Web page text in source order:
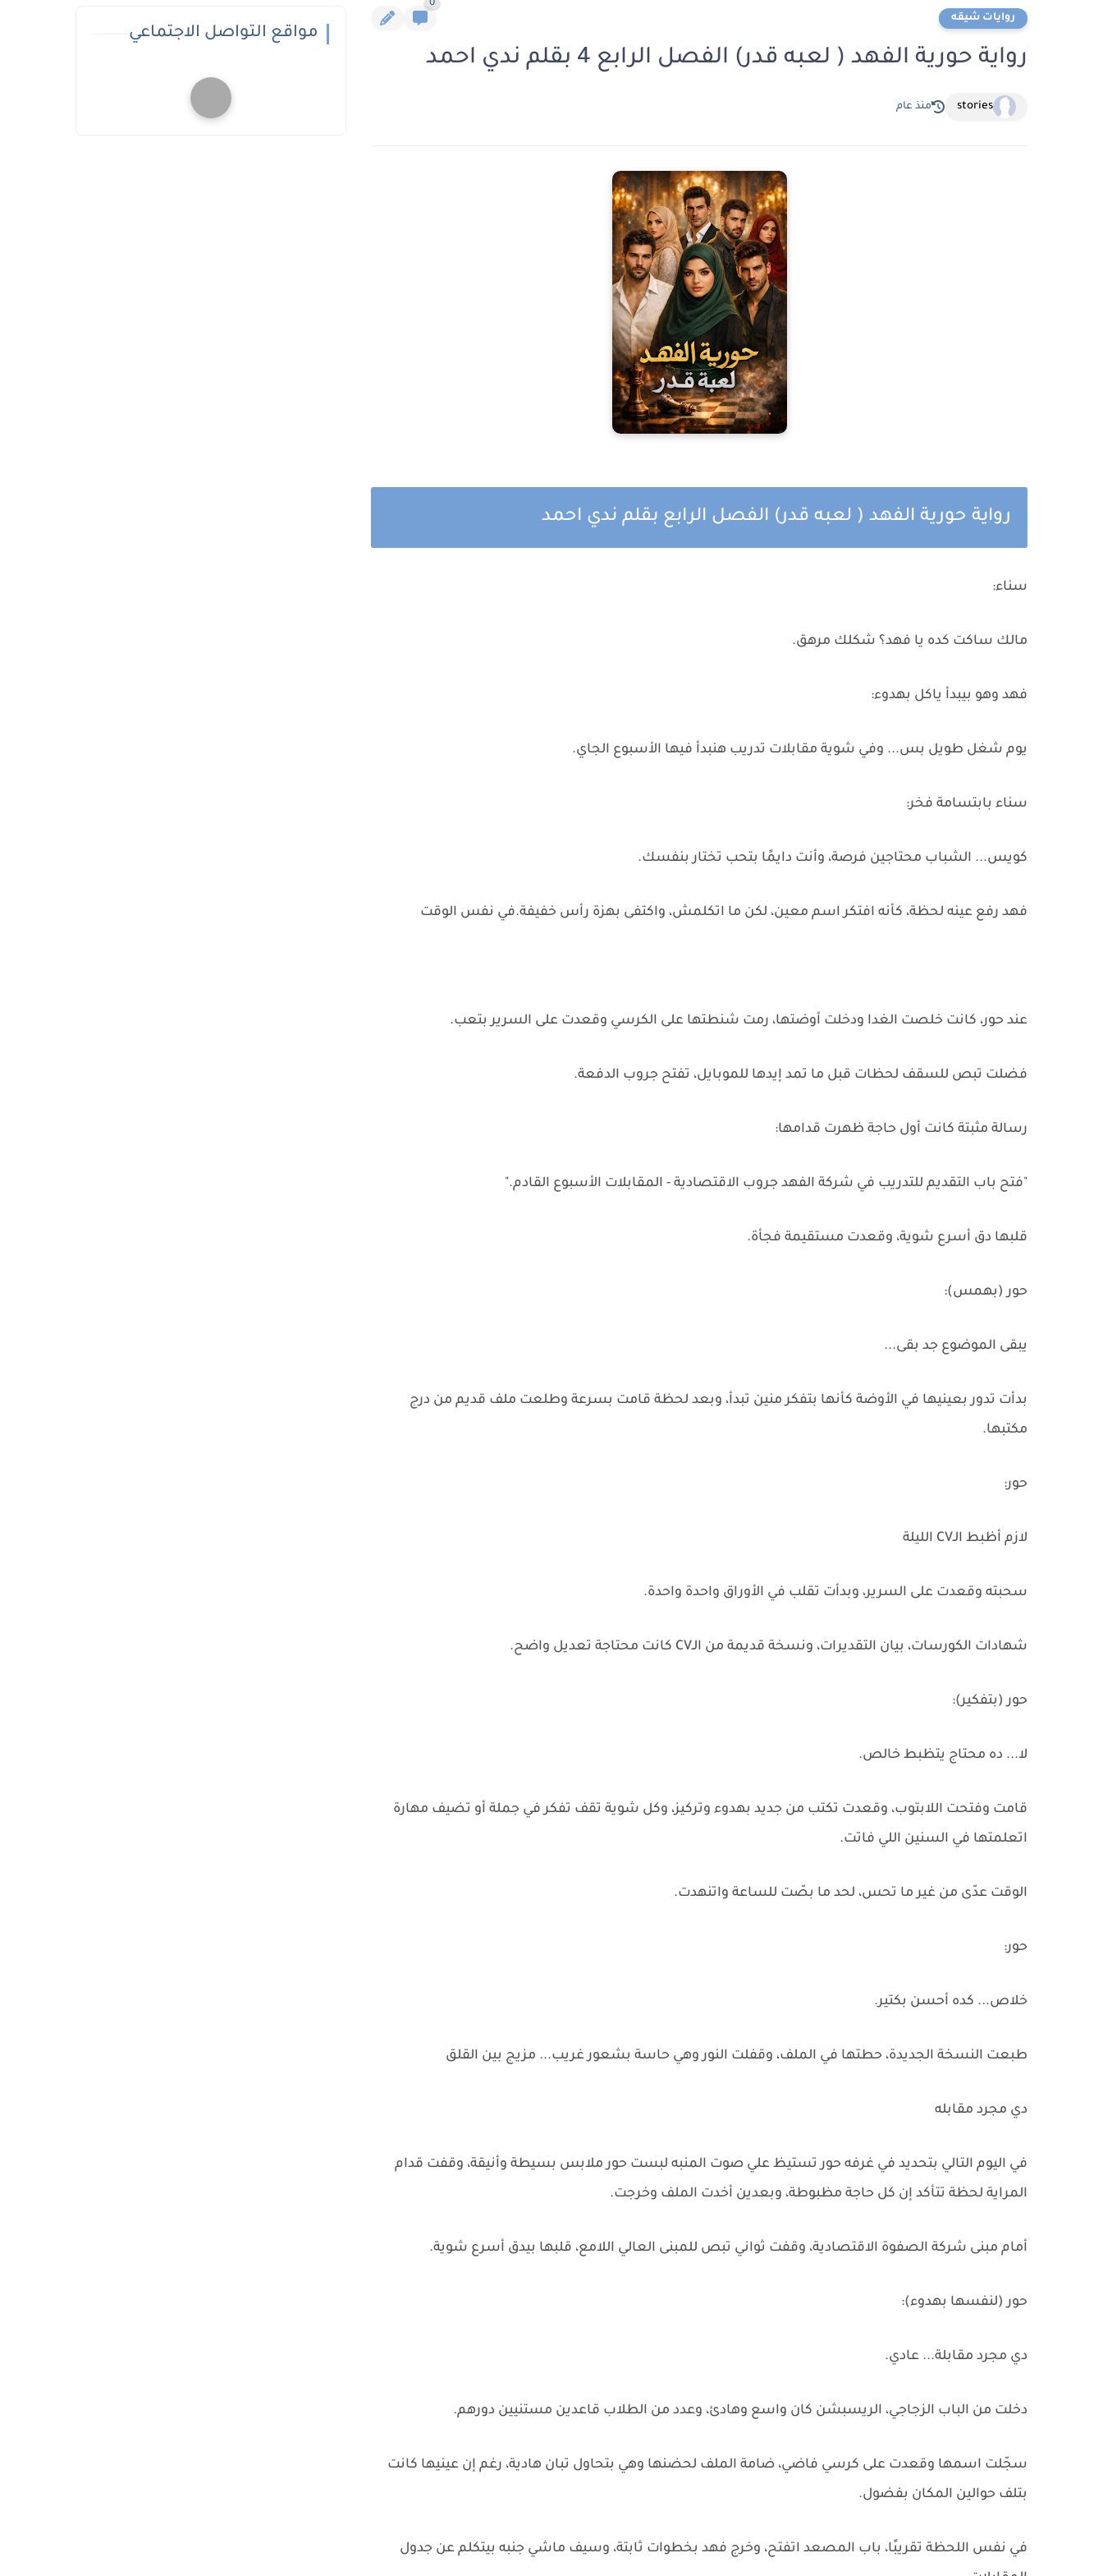
روايات شيقه
0
رواية حورية الفهد ( لعبه قدر) الفصل الرابع 4 بقلم ندي احمد
stories منذ عام
رواية حورية الفهد ( لعبه قدر) الفصل الرابع بقلم ندي احمد
سناء:
مالك ساكت كده يا فهد؟ شكلك مرهق.
فهد وهو بيبدأ ياكل بهدوء:
يوم شغل طويل بس... وفي شوية مقابلات تدريب هنبدأ فيها الأسبوع الجاي.
سناء بابتسامة فخر:
كويس... الشباب محتاجين فرصة، وأنت دايمًا بتحب تختار بنفسك.
فهد رفع عينه لحظة، كأنه افتكر اسم معين، لكن ما اتكلمش، واكتفى بهزة رأس خفيفة.في نفس الوقت
عند حور، كانت خلصت الغدا ودخلت أوضتها، رمت شنطتها على الكرسي وقعدت على السرير بتعب.
فضلت تبص للسقف لحظات قبل ما تمد إيدها للموبايل، تفتح جروب الدفعة.
رسالة مثبتة كانت أول حاجة ظهرت قدامها:
"فتح باب التقديم للتدريب في شركة الفهد جروب الاقتصادية - المقابلات الأسبوع القادم."
قلبها دق أسرع شوية، وقعدت مستقيمة فجأة.
حور (بهمس):
يبقى الموضوع جد بقى...
بدأت تدور بعينيها في الأوضة كأنها بتفكر منين تبدأ، وبعد لحظة قامت بسرعة وطلعت ملف قديم من درج
مكتبها.
حور:
لازم أظبط الـCV الليلة
سحبته وقعدت على السرير، وبدأت تقلب في الأوراق واحدة واحدة.
شهادات الكورسات، بيان التقديرات، ونسخة قديمة من الـCV كانت محتاجة تعديل واضح.
حور (بتفكير):
لا... ده محتاج يتظبط خالص.
قامت وفتحت اللابتوب، وقعدت تكتب من جديد بهدوء وتركيز، وكل شوية تقف تفكر في جملة أو تضيف مهارة
اتعلمتها في السنين اللي فاتت.
الوقت عدّى من غير ما تحس، لحد ما بصّت للساعة واتنهدت.
حور:
خلاص... كده أحسن بكتير.
طبعت النسخة الجديدة، حطتها في الملف، وقفلت النور وهي حاسة بشعور غريب... مزيج بين القلق
دي مجرد مقابله
في اليوم التالي بتحديد في غرفه حور تستيظ علي صوت المنبه لبست حور ملابس بسيطة وأنيقة، وقفت قدام
المراية لحظة تتأكد إن كل حاجة مظبوطة، وبعدين أخدت الملف وخرجت.
أمام مبنى شركة الصفوة الاقتصادية، وقفت ثواني تبص للمبنى العالي اللامع، قلبها بيدق أسرع شوية.
حور (لنفسها بهدوء):
دي مجرد مقابلة... عادي.
دخلت من الباب الزجاجي، الريسبشن كان واسع وهادئ، وعدد من الطلاب قاعدين مستنيين دورهم.
سجّلت اسمها وقعدت على كرسي فاضي، ضامة الملف لحضنها وهي بتحاول تبان هادية، رغم إن عينيها كانت
بتلف حوالين المكان بفضول.
في نفس اللحظة تقريبًا، باب المصعد اتفتح، وخرج فهد بخطوات ثابتة، وسيف ماشي جنبه بيتكلم عن جدول
مواقع التواصل الاجتماعي